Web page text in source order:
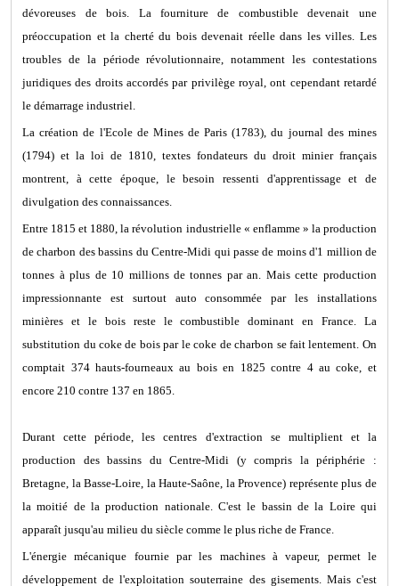
dévoreuses de bois. La fourniture de combustible devenait une
préoccupation et la cherté du bois devenait réelle dans les villes. Les
troubles de la période révolutionnaire, notamment les contestations
juridiques des droits accordés par privilège royal, ont cependant retardé
le démarrage industriel.
La création de l'Ecole de Mines de Paris (1783), du journal des mines
(1794) et la loi de 1810, textes fondateurs du droit minier français
montrent, à cette époque, le besoin ressenti d'apprentissage et de
divulgation des connaissances.
Entre 1815 et 1880, la révolution industrielle « enflamme » la production
de charbon des bassins du Centre-Midi qui passe de moins d'1 million de
tonnes à plus de 10 millions de tonnes par an. Mais cette production
impressionnante est surtout auto consommée par les installations
minières et le bois reste le combustible dominant en France. La
substitution du coke de bois par le coke de charbon se fait lentement. On
comptait 374 hauts-fourneaux au bois en 1825 contre 4 au coke, et
encore 210 contre 137 en 1865.
Durant cette période, les centres d'extraction se multiplient et la
production des bassins du Centre-Midi (y compris la périphérie :
Bretagne, la Basse-Loire, la Haute-Saône, la Provence) représente plus de
la moitié de la production nationale. C'est le bassin de la Loire qui
apparaît jusqu'au milieu du siècle comme le plus riche de France.
L'énergie mécanique fournie par les machines à vapeur, permet le
développement de l'exploitation souterraine des gisements. Mais c'est